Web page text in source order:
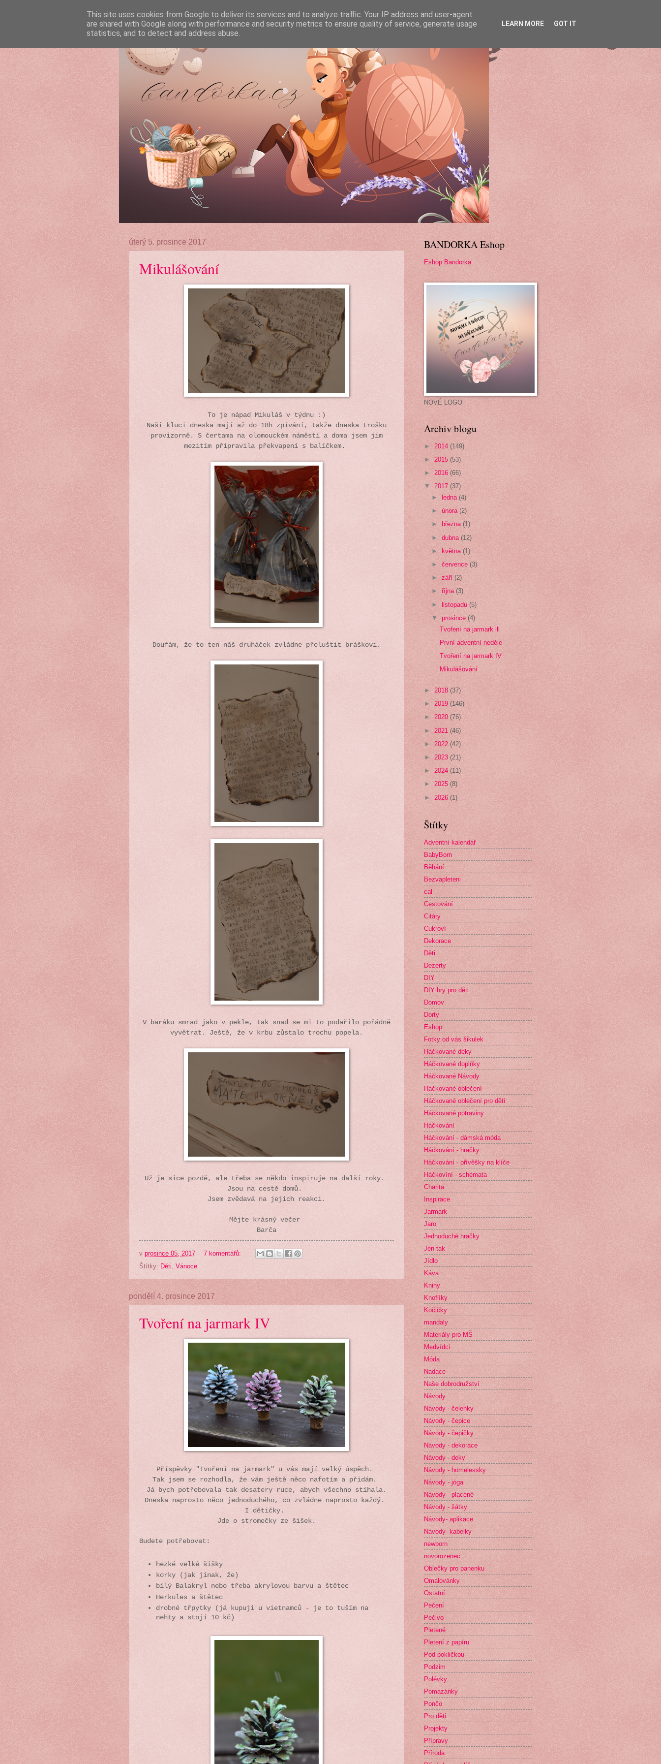
úterý 5. prosince 2017
Mikulášování
To je nápad Mikuláš v týdnu :)
Naši kluci dneska mají až do 18h zpívání, takže dneska trošku
provizorně. S čertama na olomouckém náměstí a doma jsem jim
mezitím připravila překvapení s balíčkem.
Doufám, že to ten náš druháček zvládne přeluštit bráškovi.
V baráku smrad jako v pekle, tak snad se mi to podařilo pořádně
vyvětrat. Ještě, že v krbu zůstalo trochu popela.
Už je sice pozdě, ale třeba se někdo inspiruje na další roky.
Jsou na cestě domů.
Jsem zvědavá na jejich reakci.
Mějte krásný večer
Barča
v prosince 05, 2017
7 komentářů:
Štítky: Děti, Vánoce
pondělí 4. prosince 2017
Tvoření na jarmark IV
Příspěvky "Tvoření na jarmark" u vás mají velký úspěch.
Tak jsem se rozhodla, že vám ještě něco nafotím a přidám.
Já bych potřebovala tak desatery ruce, abych všechno stíhala.
Dneska naprosto něco jednoduchého, co zvládne naprosto každý.
I dětičky.
Jde o stromečky ze šišek.
Budete potřebovat:
hezké velké šišky
korky (jak jinak, že)
bílý Balakryl nebo třeba akrylovou barvu a štětec
Herkules a štětec
drobné třpytky (já kupuji u vietnamců - je to tuším na
nehty a stojí 10 kč)
BANDORKA Eshop
Eshop Bandorka
NOVÉ LOGO
Archiv blogu
► 2014 (149)
► 2015 (53)
► 2016 (66)
▼ 2017 (37)
►
ledna (4)
►února(2)
►
března(1)
►dubna (12)
►
května(1)
►července(3)
►září(2)
►října(3)
► listopadu(5)
▼prosince(4)
Tvoření na jarmark lll
První adventní neděle
Tvoření na jarmark IV
Mikulášování
► 2018 (37)
► 2019 (146)
► 2020 (76)
► 2021 (46)
► 2022 (42)
► 2023 (21)
► 2024 (11)
► 2025 (8)
► 2026 (1)
Štítky
Adventní kalendář
BabyBorn
Běhání
Bezvapleteni
cal
Cestování
Citáty
Cukroví
Dekorace
Děti
Dezerty
DIY
DIY hry pro děti
Domov
Dorty
Eshop
Fotky od vás šikulek
Háčkované deky
Háčkované doplňky
Háčkované Návody
Háčkované oblečení
Háčkované oblečení pro děti
Háčkované potraviny
Háčkování
Háčkování - dámská móda
Háčkování - hračky
Háčkování - přívěšky na klíče
Háčkovíní - schémata
Charita
Inspirace
Jarmark
Jaro
Jednoduché hračky
Jen tak
Jídlo
Káva
Knihy
Knoflíky
Kočičky
mandaly
Materiály pro MŠ
Medvídci
Móda
Nadace
Naše dobrodružství
Návody
Návody - čelenky
Návody - čepice
Návody - čepičky
Návody - dekorace
Návody - deky
Návody - homelessky
Návody - jóga
Návody - placené
Návody - šátky
Návody- aplikace
Návody- kabelky
newborn
novorozenec
Oblečky pro panenku
Omalovánky
Ostatní
Pečení
Pečivo
Pletené
Pletení z papíru
Pod pokličkou
Podzim
Polévky
Pomazánky
Pončo
Pro děti
Projekty
Přípravy
Příroda
This site uses cookies from Google to deliver its services and to analyze traffic. Your IP address and user-agent
are shared with Google along with performance and security metrics to ensure quality of service, generate usage
statistics, and to detect and address abuse.
LEARN MORE GOT IT